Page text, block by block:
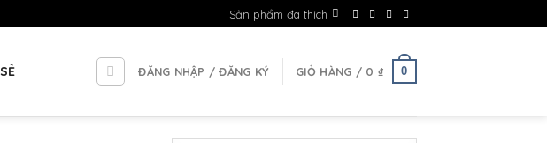
Sản phẩm đã thích
ĐĂNG NHẬP / ĐĂNG KÝ GIỎ HÀNG / 0 ₫ 0